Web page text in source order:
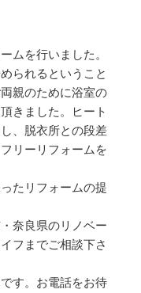
ムを行いました。
られるということ
親のために浴室の
きました。ヒート
、脱衣所との段差
リーリフォームを
たリフォームの提
奈良県のリノベー
フまでご相談下さ
す。お電話をお待